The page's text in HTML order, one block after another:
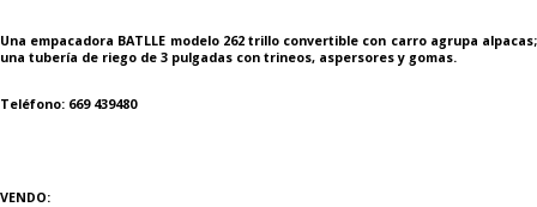
Una empacadora BATLLE modelo 262 trillo convertible con carro agrupa alpacas;
una tubería de riego de 3 pulgadas con trineos, aspersores y gomas.
Teléfono: 669 439480
VENDO: